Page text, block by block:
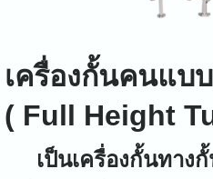
เครื่องกั้นคนแบ
( Full Height
เป็นเครื่องกั้นทาง